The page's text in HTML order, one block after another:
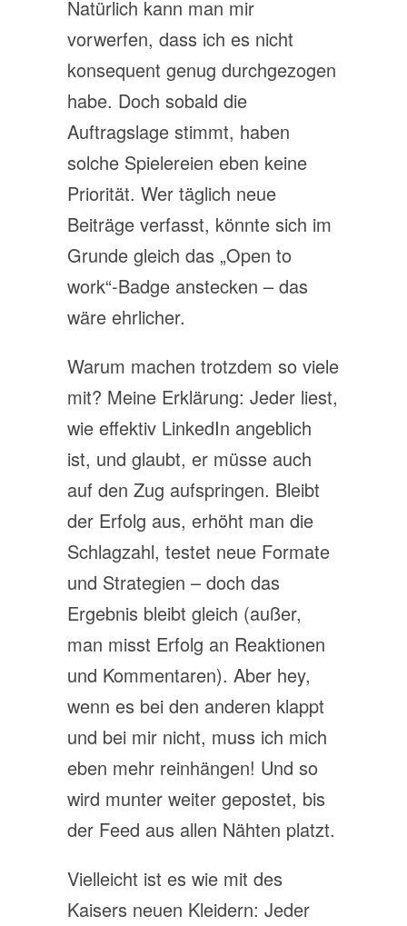
Natürlich kann man mir
vorwerfen, dass ich es nicht
konsequent genug durchgezogen
habe. Doch sobald die
Auftragslage stimmt, haben
solche Spielereien eben keine
Priorität. Wer täglich neue
Beiträge verfasst, könnte sich im
Grunde gleich das „Open to
work“-Badge anstecken – das
wäre ehrlicher.
Warum machen trotzdem so viele
mit? Meine Erklärung: Jeder liest,
wie effektiv LinkedIn angeblich
ist, und glaubt, er müsse auch
auf den Zug aufspringen. Bleibt
der Erfolg aus, erhöht man die
Schlagzahl, testet neue Formate
und Strategien – doch das
Ergebnis bleibt gleich (außer,
man misst Erfolg an Reaktionen
und Kommentaren). Aber hey,
wenn es bei den anderen klappt
und bei mir nicht, muss ich mich
eben mehr reinhängen! Und so
wird munter weiter gepostet, bis
der Feed aus allen Nähten platzt.
Vielleicht ist es wie mit des
Kaisers neuen Kleidern: Jeder